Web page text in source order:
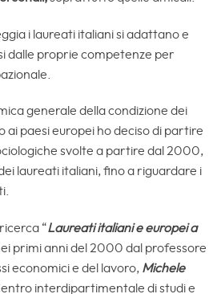
i laureati italiani si adattano e
dalle proprie competenze per
generale della condizione dei
ai paesi europei ho deciso di partire
svolte a partire dal 2000,
laureati italiani, fino a riguardare i
“Laureati italiani e europei a
primi anni del 2000 dal professore
economici e del lavoro, Michele
interdipartimentale di studi e